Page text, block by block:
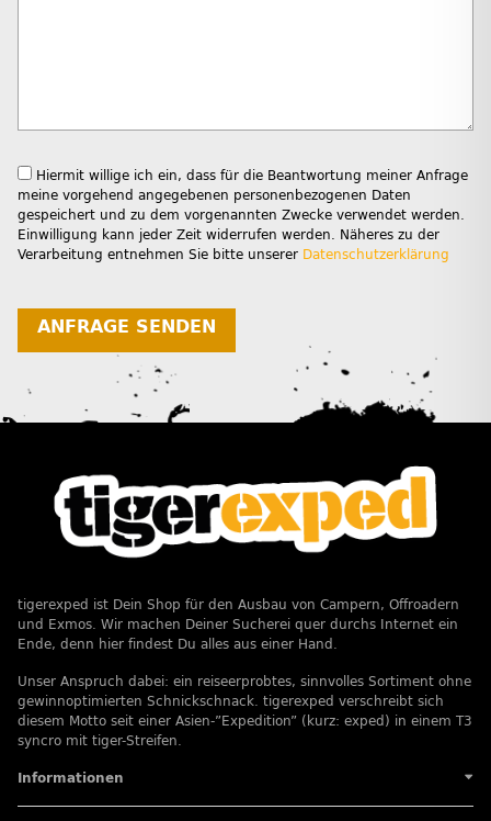
Hiermit willige ich ein, dass für die Beantwortung meiner Anfrage
meine vorgehend angegebenen personenbezogenen Daten
gespeichert und zu dem vorgenannten Zwecke verwendet werden.
Einwilligung kann jeder Zeit widerrufen werden. Näheres zu der
Verarbeitung entnehmen Sie bitte unserer Datenschutzerklärung
ANFRAGE SENDEN
tigerexped ist Dein Shop für den Ausbau von Campern, Offroadern
und Exmos. Wir machen Deiner Sucherei quer durchs Internet ein
Ende, denn hier findest Du alles aus einer Hand.
Unser Anspruch dabei: ein reiseerprobtes, sinnvolles Sortiment ohne
gewinnoptimierten Schnickschnack. tigerexped verschreibt sich
diesem Motto seit einer Asien-”Expedition” (kurz: exped) in einem T3
syncro mit tiger-Streifen.
Informationen